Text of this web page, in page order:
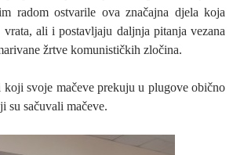
radom ostvarile ova značajna djela koja
ali i postavljaju daljnja pitanja vezana
žrtve komunističkih zločina.
koji svoje mačeve prekuju u plugove obično
su sačuvali mačeve.